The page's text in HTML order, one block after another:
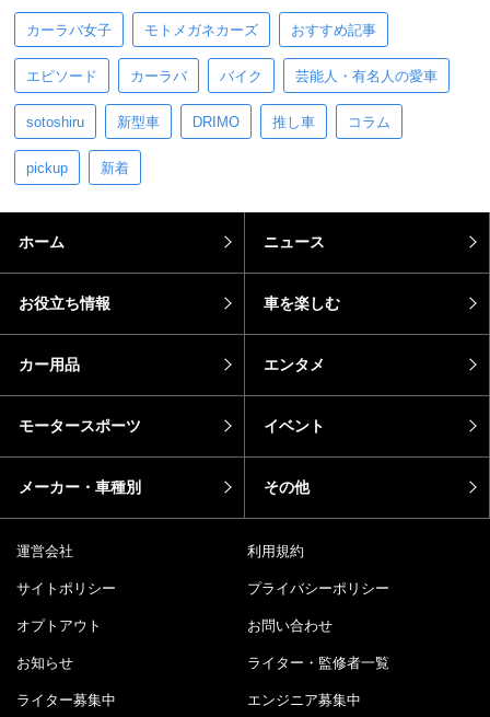
カーラバ女子 モトメガネカーズ おすすめ記事
エピソード カーラバ バイク 芸能人・有名人の愛車
sotoshiru 新型車 DRIMO 推し車 コラム
pickup 新着
ホーム ニュース
お役立ち情報 車を楽しむ
カー用品 エンタメ
モータースポーツ イベント
メーカー・車種別 その他
運営会社 利用規約
サイトポリシー プライバシーポリシー
オプトアウト お問い合わせ
お知らせ ライター・監修者一覧
ライター募集中 エンジニア募集中